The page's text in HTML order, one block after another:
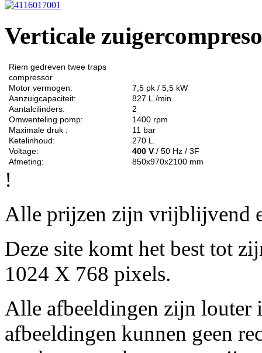
Verticale
Riem gedreven twee traps
compressor
Motor vermogen:
7,5 pk / 5,5 kW
Aanzuigcapaciteit:
827 L./min.
Aantalcilinders:
2
Omwenteling pomp:
1400 rpm
Maximale druk :
11 bar
Ketelinhoud:
270 L.
Voltage:
400 V / 50 Hz / 3F
Afmeting:
850x970x2100 mm
!
Alle prijzen zijn vrijblijvend
Deze site komt het best tot
1024 X 768 pixels.
Alle afbeeldingen zijn louter
afbeeldingen kunnen geen